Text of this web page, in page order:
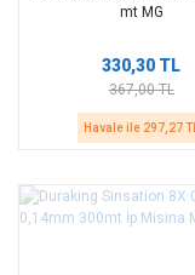
mt MG
330,30 TL
367,00 TL
Havale ile 297,27 TL